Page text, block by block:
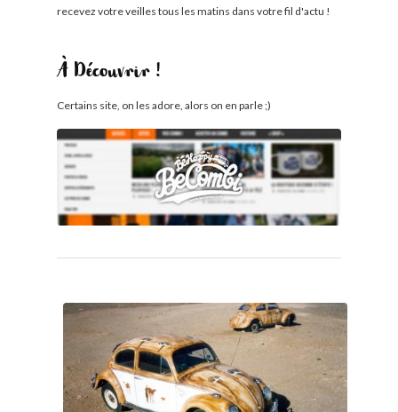
recevez votre veilles tous les matins dans votre fil d'actu !
À Découvrir !
Certains site, on les adore, alors on en parle ;)